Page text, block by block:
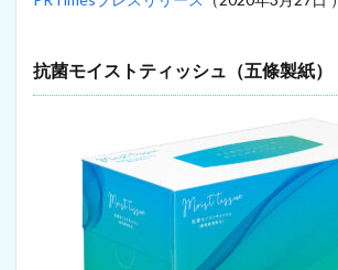
プ
タ
ン
ト
抗菌モイストティッシュ（五條製紙）